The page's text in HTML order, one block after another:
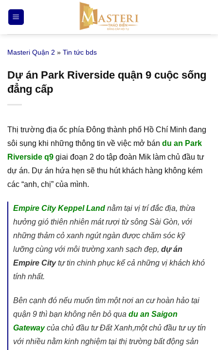
qua
nội
Masteri Quận 2 » Tin tức bds
Dự án Park Riverside quận 9 cuộc sống
đẳng cấp
Thị trường địa ốc phía Đông thành phố Hồ Chí Minh đang
sôi sụng khi những thông tin về việc mở bán du an Park
Riverside q9 giai đoạn 2 do tập đoàn Mik làm chủ đầu tư
dự án. Dự án hứa hẹn sẽ thu hút khách hàng không kém
các “anh, chị” của mình.
Empire City Keppel Land nằm tại vị trí đắc địa, thừa
hưởng gió thiên nhiên mát rượi từ sông Sài Gòn, với
những thảm cỏ xanh ngút ngàn được chăm sóc kỹ
lưỡng cùng với môi trường xanh sạch đẹp, dự án
Empire Citytự tin chinh phục kể cả những vị khách khó
tính nhất.
Bên cạnh đó nếu muốn tìm một nơi an cư hoàn hảo tại
quận 9 thì bạn không nên bỏ qua du an Saigon
Gateway của chủ đầu tư Đất Xanh,một chủ đầu tư uy tín
với nhiều nằm kinh nghiệm tại thị trường bất động sản